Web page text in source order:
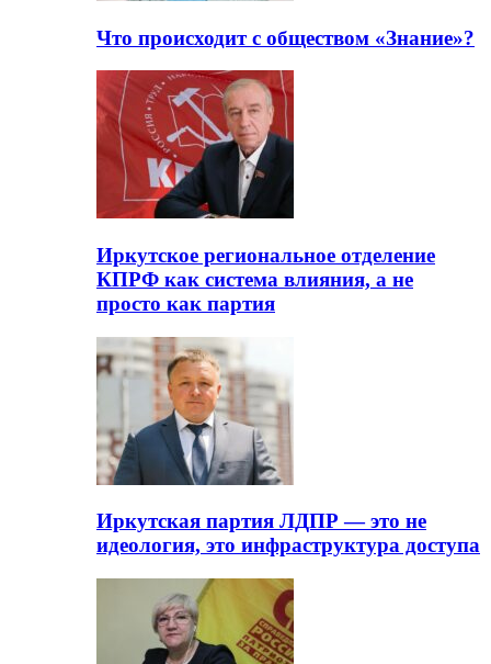
Что происходит с обществом «Знание»?
Иркутское региональное отделение
КПРФ как система влияния, а не
просто как партия
Иркутская партия ЛДПР — это не
идеология, это инфраструктура доступа